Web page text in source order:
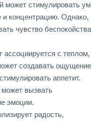
может стимулировать ум
и концентрацию. Однако,
чувство беспокойства
с теплом,
создавать ощущение
аппетит.
вызвать
эмоции.
радость,